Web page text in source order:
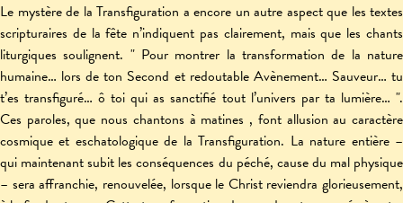
Le mystère de la Transfiguration a encore un autre aspect que les textes
scripturaires de la fête n’indiquent pas clairement, mais que les chants
liturgiques soulignent. " Pour montrer la transformation de la nature
humaine… lors de ton Second et redoutable Avènement… Sauveur… tu
t’es transfiguré… ô toi qui as sanctifié tout l’univers par ta lumière… ".
Ces paroles, que nous chantons à matines , font allusion au caractère
cosmique et eschatologique de la Transfiguration. La nature entière –
qui maintenant subit les conséquences du péché, cause du mal physique
– sera affranchie, renouvelée, lorsque le Christ reviendra glorieusement,